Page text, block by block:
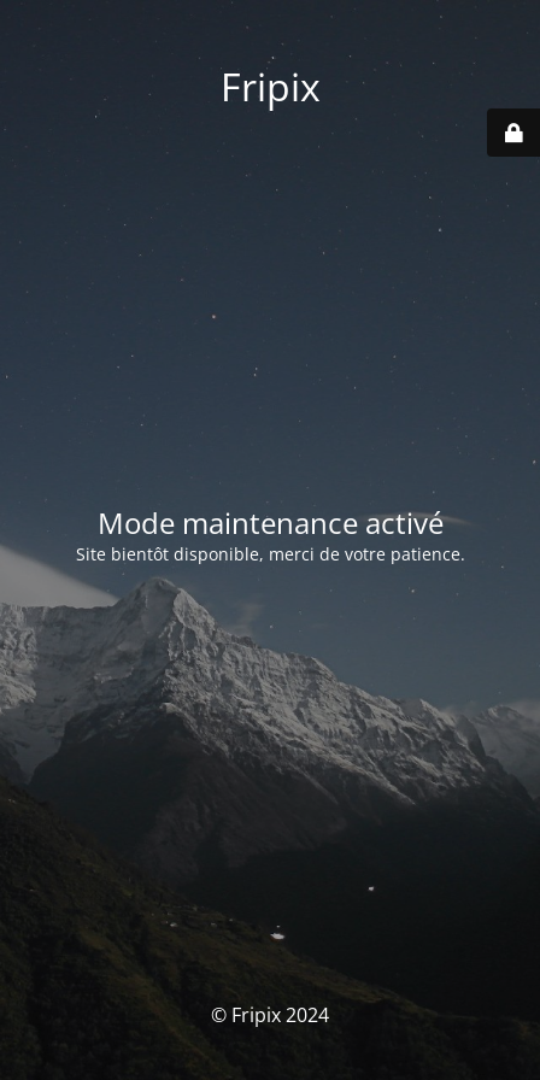
Fripix
Mode maintenance activé
Site bientôt disponible, merci de votre patience.
© Fripix 2024